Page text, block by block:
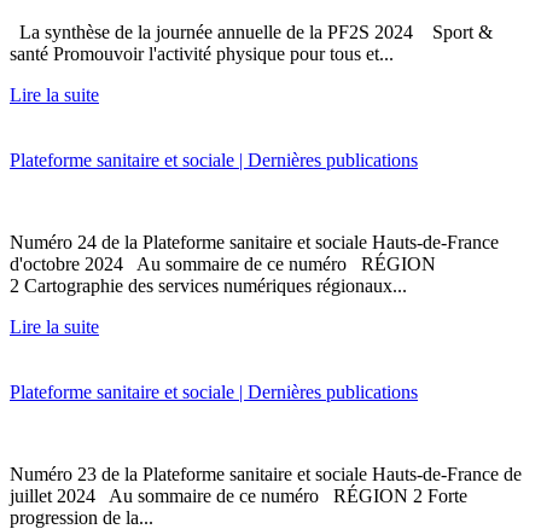
La synthèse de la journée annuelle de la PF2S 2024 Sport &
santé Promouvoir l'activité physique pour tous et...
Lire la suite
Plateforme sanitaire et sociale | Dernières publications
Numéro 24 de la Plateforme sanitaire et sociale Hauts-de-France
d'octobre 2024 Au sommaire de ce numéro RÉGION
2 Cartographie des services numériques régionaux...
Lire la suite
Plateforme sanitaire et sociale | Dernières publications
Numéro 23 de la Plateforme sanitaire et sociale Hauts-de-France de
juillet 2024 Au sommaire de ce numéro RÉGION 2 Forte
progression de la...